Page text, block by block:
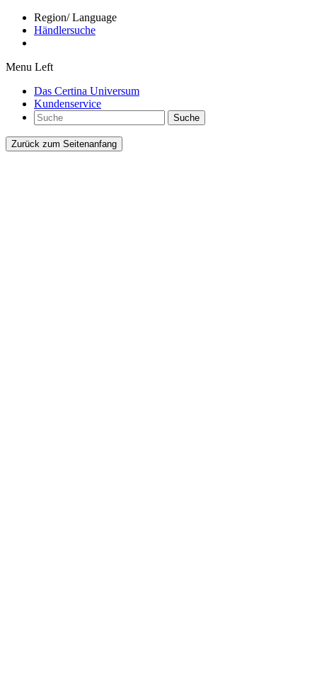
Region/ Language
Händlersuche
Menu Left
Das Certina Universum
Kundenservice
Suche
Zurück zum Seitenanfang